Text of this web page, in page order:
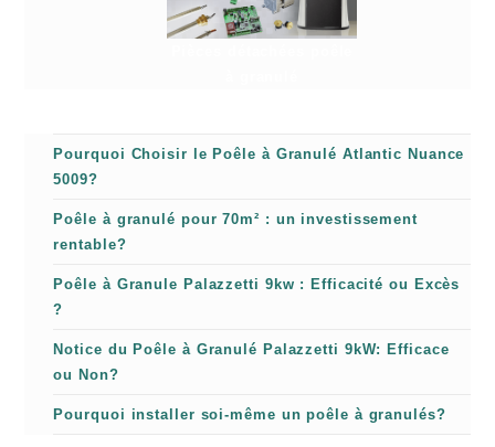
Pourquoi Choisir le Poêle à Granulé Atlantic Nuance
5009?
Poêle à granulé pour 70m² : un investissement
rentable?
Poêle à Granule Palazzetti 9kw : Efficacité ou Excès
?
Notice du Poêle à Granulé Palazzetti 9kW: Efficace
ou Non?
Pourquoi installer soi-même un poêle à granulés?